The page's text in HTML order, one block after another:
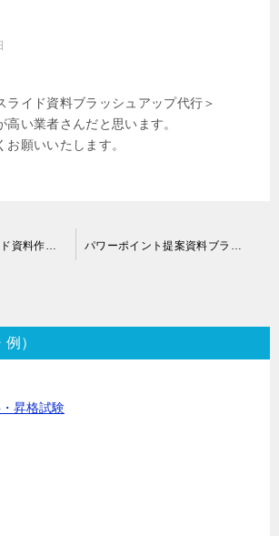
ライド資料ブラッシュアップ代行＞
高い業者さんだと思います。
願いいたします。
）
昇格試験